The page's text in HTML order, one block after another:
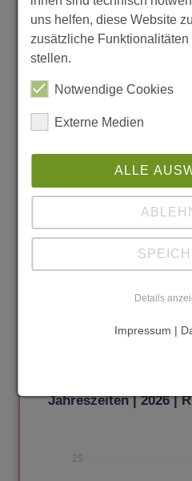
uns helfen, diese Website
zusätzliche Funktionalitäten
stellen.
Notwendige Cookies
Externe Medien
ALLE
Details
Impressum |